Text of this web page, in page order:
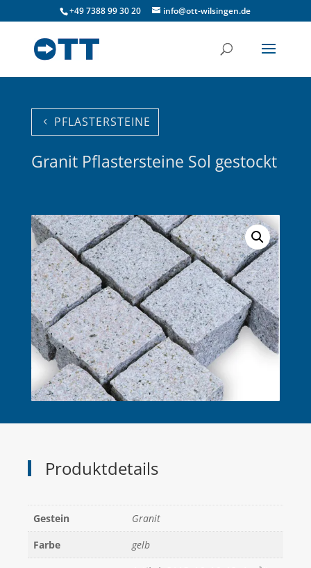
+49 7388 99 30 20 info@ott-wilsingen.de
PFLASTERSTEINE
Granit Pflastersteine Sol gestockt
Produktdetails
Gestein
Granit
Farbe
gelb